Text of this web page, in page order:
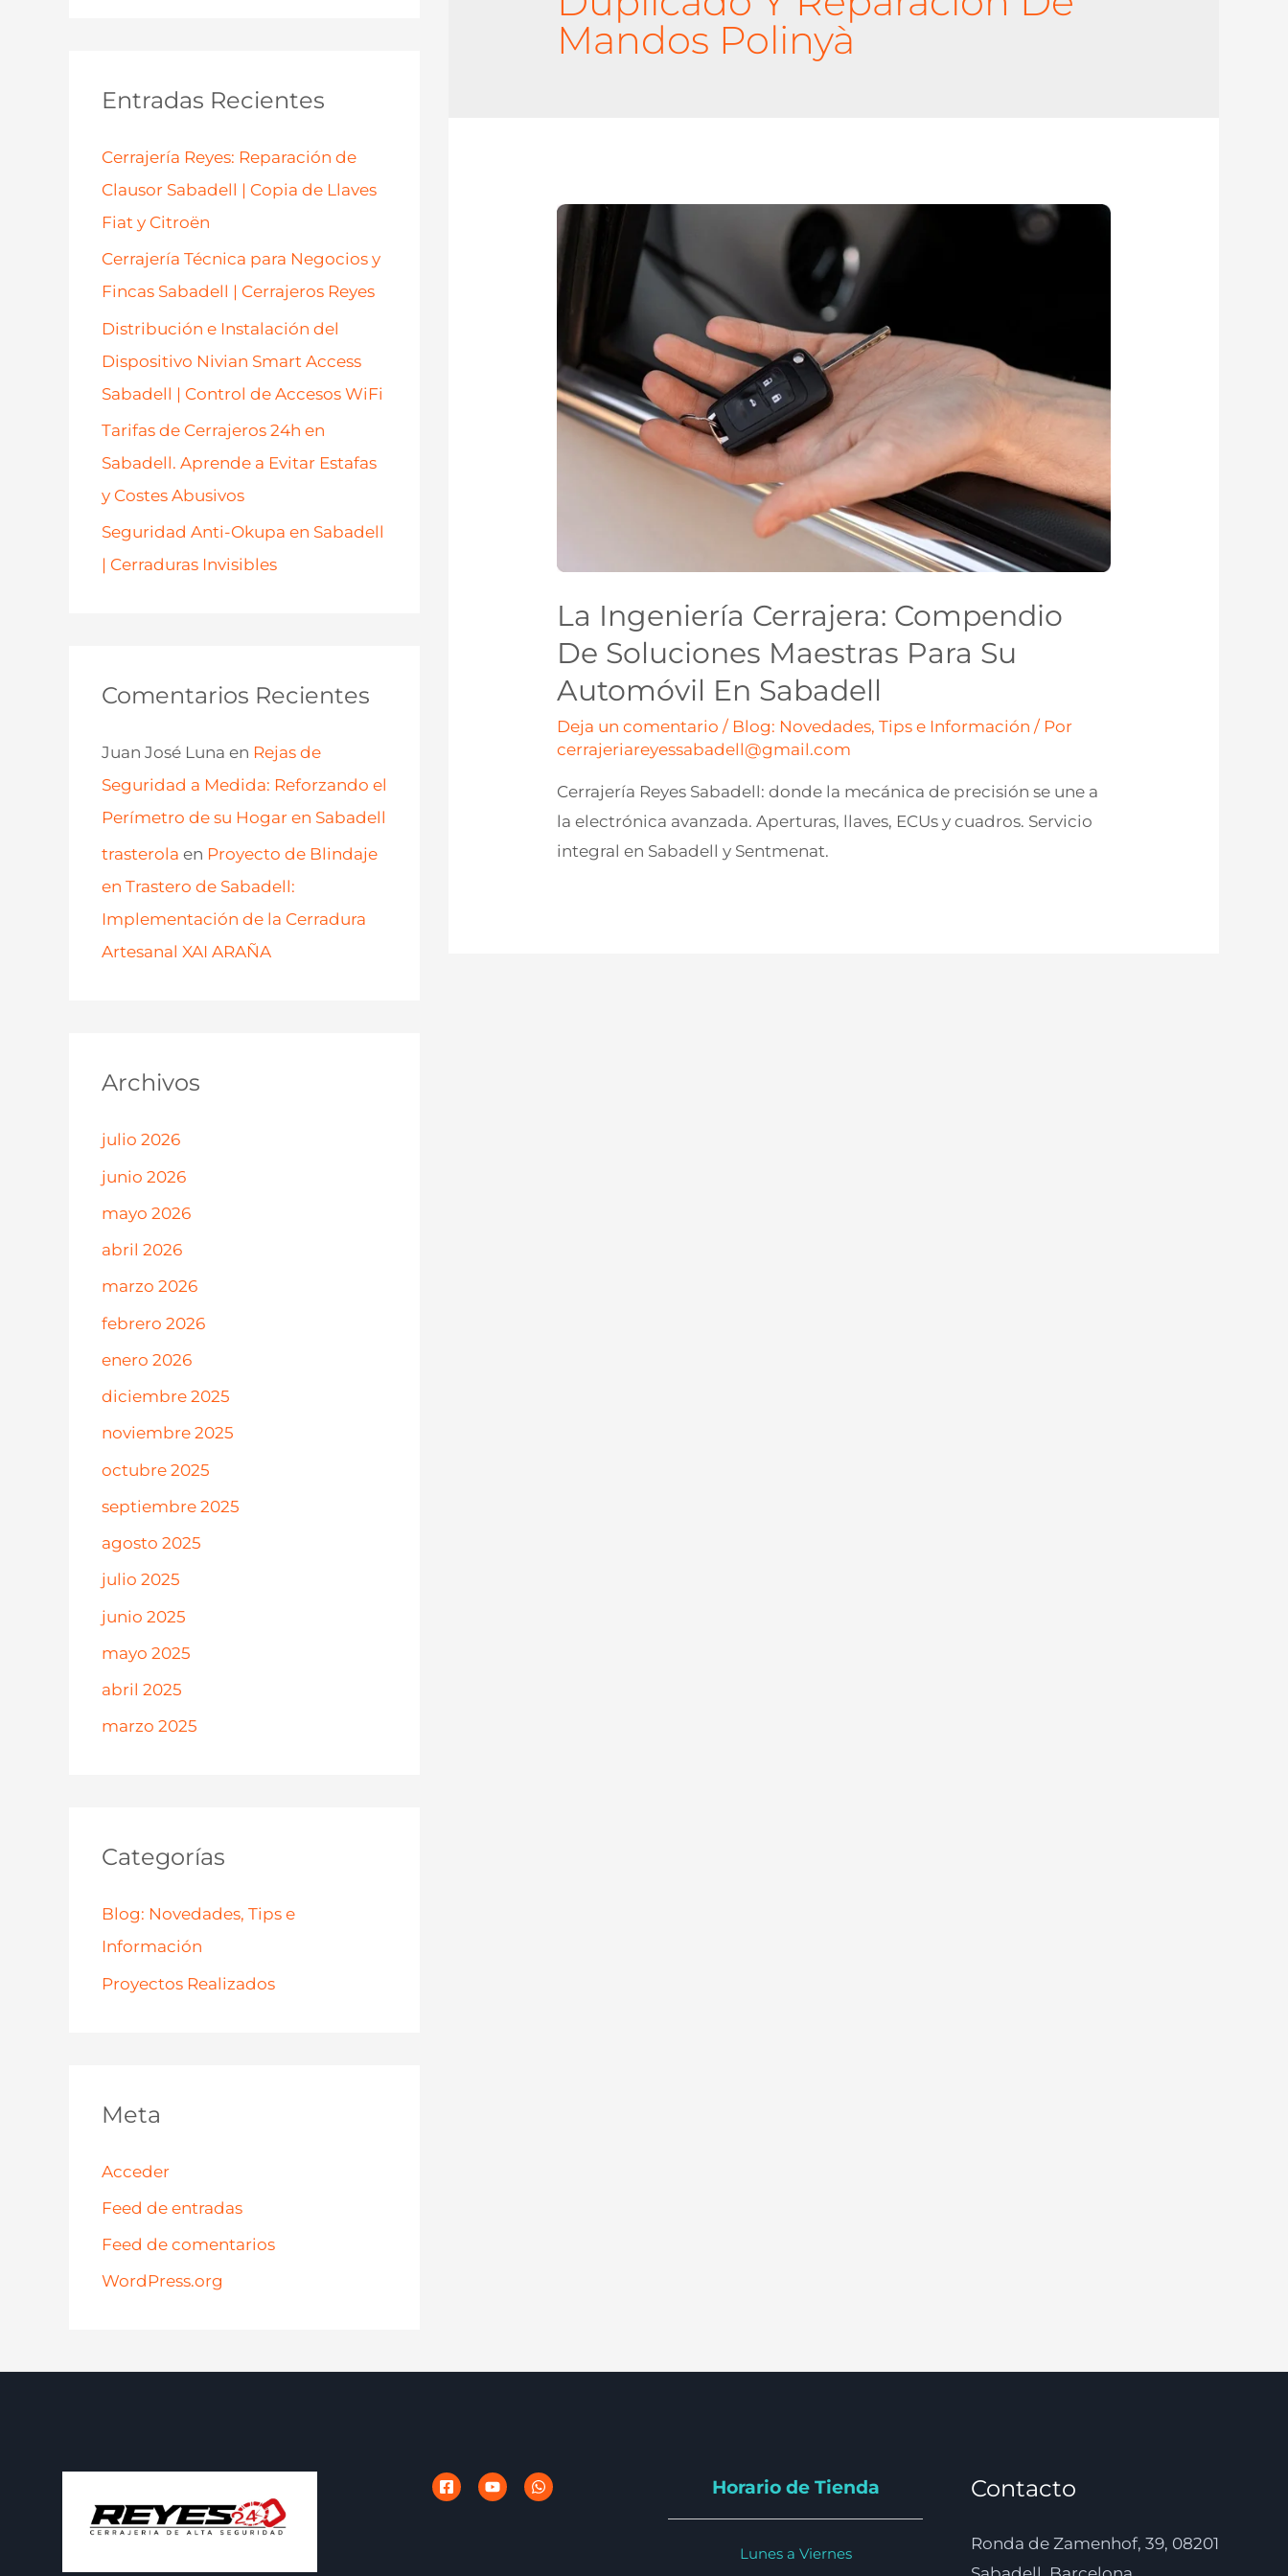
rEntradas Recientes
Cerrajería Reyes: Reparación de
Clausor Sabadell | Copia de Llaves
Fiat y Citroën
Cerrajería Técnica para Negocios y
Fincas Sabadell | Cerrajeros Reyes
Distribución e Instalación del
Dispositivo Nivian Smart Access
Sabadell | Control de Accesos WiFi
Tarifas de Cerrajeros 24h en
Sabadell. Aprende a Evitar Estafas
y Costes Abusivos
Seguridad Anti-Okupa en Sabadell
| Cerraduras Invisibles
Comentarios Recientes
Juan José Luna en Rejas de
Seguridad a Medida: Reforzando el
Perímetro de su Hogar en Sabadell
trasterola en Proyecto de Blindaje
en Trastero de Sabadell:
Implementación de la Cerradura
Artesanal XAI ARAÑA
Archivos
julio 2026
junio 2026
mayo 2026
abril 2026
marzo 2026
febrero 2026
enero 2026
diciembre 2025
noviembre 2025
octubre 2025
septiembre 2025
agosto 2025
julio 2025
junio 2025
mayo 2025
abril 2025
marzo 2025
Categorías
Blog: Novedades, Tips e
Información
Proyectos Realizados
Meta
Acceder
Feed de entradas
Feed de comentarios
WordPress.org
Mandos Polinyà
La Ingeniería Cerrajera: Compendio
De Soluciones Maestras Para Su
Automóvil En Sabadell
Deja un comentario / Blog: Novedades, Tips e Información / Por
cerrajeriareyessabadell@gmail.com
Cerrajería Reyes Sabadell: donde la mecánica de precisión se une a
la electrónica avanzada. Aperturas, llaves, ECUs y cuadros. Servicio
integral en Sabadell y Sentmenat.
Horario de Tienda
Lunes a Viernes
Contacto
Ronda de Zamenhof, 39, 08201